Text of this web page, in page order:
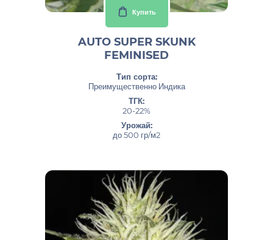
Купить
AUTO SUPER SKUNK
FEMINISED
Тип сорта:
Преимущественно Индика
ТГК:
20-22%
Урожай:
до 500 гр/м2